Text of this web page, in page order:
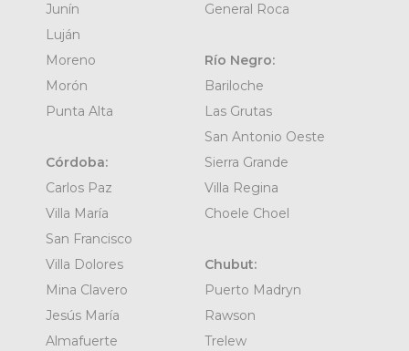
Junín
Luján
Moreno
Morón
Punta Alta
Córdoba:
Carlos Paz
Villa María
San Francisco
Villa Dolores
Mina Clavero
Jesús María
Almafuerte
General Roca
Río Negro:
Bariloche
Las Grutas
San Antonio Oeste
Sierra Grande
Villa Regina
Choele Choel
Chubut:
Puerto Madryn
Rawson
Trelew